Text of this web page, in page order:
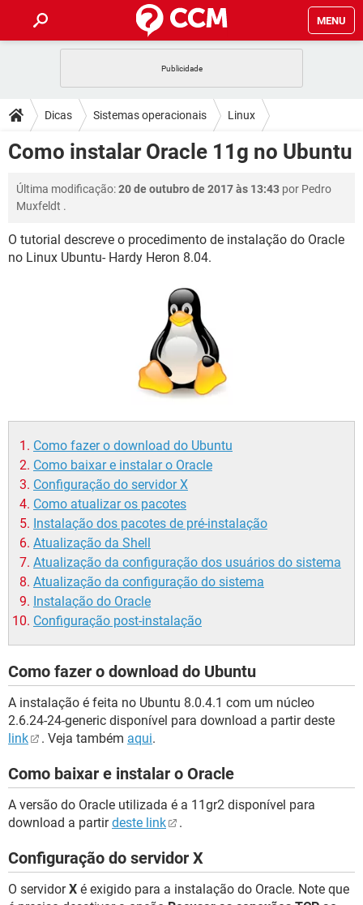
MENU
CELULAR FACEBOOK
OUTLOOK EXCEL
GUIA DE COMPRAS
DICAS
JOGOS WHATSAPP
CELULAR FACEBOOK
OUTLOOK EXCEL
GUIA DE COMPRAS
DOWNLOADS
CELULAR
INSTAGRAM GMAIL
FÓRUM
CELULAR FACEBOOK
GMAIL
JOGOS WHATSAPP
GMAIL
Dicas Sistemas operacionais Linux
Distribuições Ubuntu
Como instalar Oracle 11g no Ubuntu
Última modificação:20 de outubro de 2017 às 13:43 por Pedro
Muxfeldt .
O tutorial descreve o procedimento de instalação do Oracle
no Linux Ubuntu- Hardy Heron 8.04.
Como fazer o download do Ubuntu
Como baixar e instalar o Oracle
Configuração do servidor X
Como atualizar os pacotes
Instalação dos pacotes de pré-instalação
Atualização da Shell
Atualização da configuração dos usuários do sistema
Atualização da configuração do sistema
Instalação do Oracle
Configuração post-instalação
Como fazer o download do Ubuntu
A instalação é feita no Ubuntu 8.0.4.1 com um núcleo
2.6.24-24-generic disponível para download a partir deste
link
. Veja também aqui.
Como baixar e instalar o Oracle
A versão do Oracle utilizada é a 11gr2 disponível para
download a partirdeste link .
Configuração do servidor X
O servidorX é exigido para a instalação do Oracle. Note que